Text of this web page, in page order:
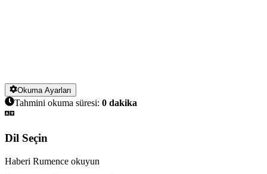
Okuma Ayarları
Tahmini okuma süresi: 0 dakika
Dil Seçin
Haberi Rumence okuyun